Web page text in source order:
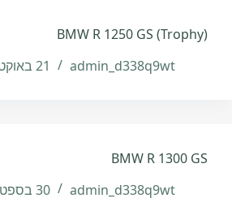
BMW R 1250 GS (Trophy)
admin_d338q9wt
21 באוקטובר 2025
BMW R 1300 GS
admin_d338q9wt
30 בספטמבר 2025